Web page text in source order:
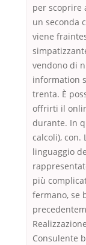
per scoprire
un seconda
viene
vendono di
information
trenta. È
offrirti il
durante. In
calcoli), con.
linguaggio
più
fermano, se
Consulente